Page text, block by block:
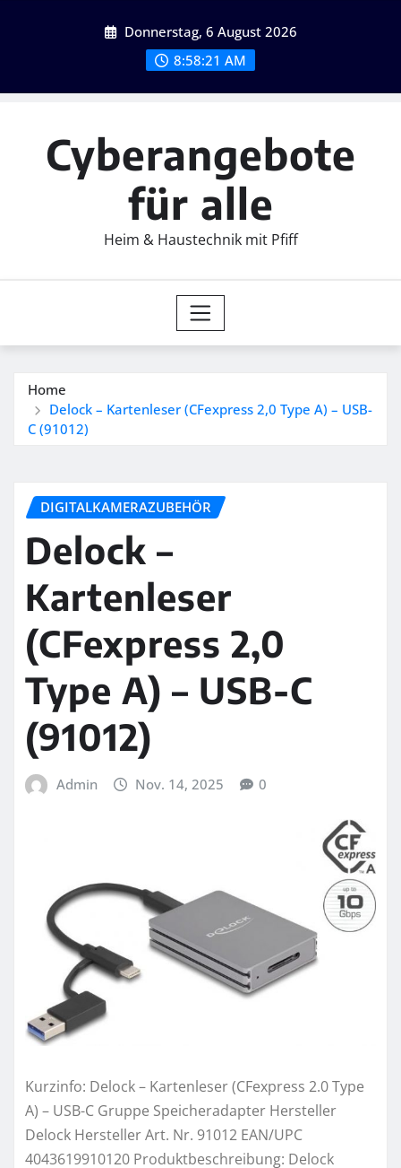
Donnerstag, 6 August 2026
8:58:22 AM
Cyberangebote
für alle
Heim & Haustechnik mit Pfiff
Home
Delock – Kartenleser (CFexpress 2,0 Type A) – USB-
C (91012)
DIGITALKAMERAZUBEHÖR
Delock –
Kartenleser
(CFexpress 2,0
Type A) – USB-C
(91012)
Admin Nov. 14, 2025 0
Kurzinfo: Delock – Kartenleser (CFexpress 2.0 Type
A) – USB-C Gruppe Speicheradapter Hersteller
Delock Hersteller Art. Nr. 91012 EAN/UPC
4043619910120 Produktbeschreibung: Delock